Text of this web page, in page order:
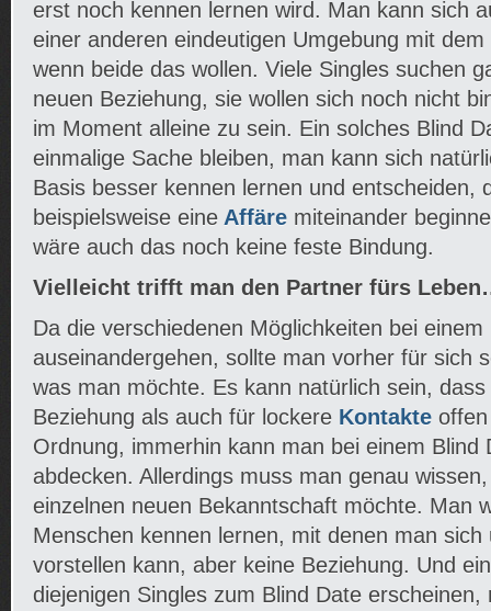
erst noch kennen lernen wird. Man kann sich
einer anderen eindeutigen Umgebung mit
wenn beide das wollen. Viele Singles suchen
neuen Beziehung, sie wollen sich noch nicht
im Moment alleine zu sein. Ein solches Blind
einmalige Sache bleiben, man kann sich
Basis besser kennen lernen und entscheiden,
beispielsweise eine Affäre miteinander
wäre auch das noch keine feste Bindung.
Vielleicht trifft man den Partner fürs
Da die verschiedenen Möglichkeiten bei
auseinandergehen, sollte man vorher für sich
was man möchte. Es kann natürlich sein,
Beziehung als auch für lockere Kontakte
Ordnung, immerhin kann man bei einem Blind
abdecken. Allerdings muss man genau
einzelnen neuen Bekanntschaft möchte. Man
Menschen kennen lernen, mit denen man sich
vorstellen kann, aber keine Beziehung. Und
diejenigen Singles zum Blind Date